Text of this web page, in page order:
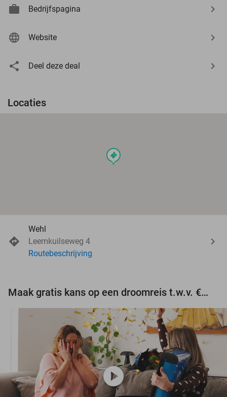
Bedrijfspagina
Website
Deel deze deal
Locaties
events
Wehl
Leemkuilseweg 4
Routebeschrijving
Maak gratis kans op een droomreis t.w.v. €3.000!
play_circle